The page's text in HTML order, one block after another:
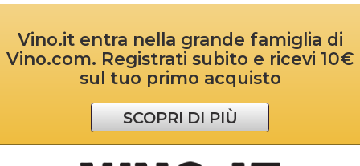
Vino.it entra nella grande famiglia di
Vino.com. Registrati subito e ricevi 10€
sul tuo primo acquisto
SCOPRI DI PIÙ